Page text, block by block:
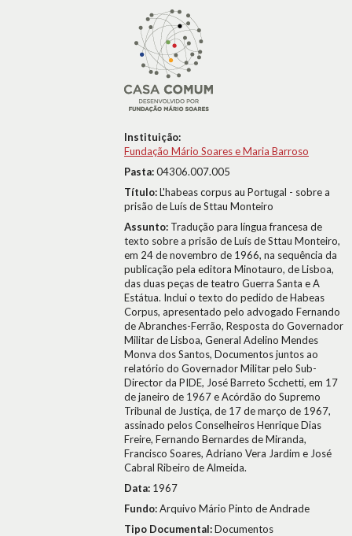
Instituição:
Fundação Mário Soares e Maria Barroso
Pasta:04306.007.005
Título:L'habeas corpus au Portugal - sobre a
prisão de Luís de Sttau Monteiro
Assunto: Tradução para língua francesa de
texto sobre a prisão de Luís de Sttau Monteiro,
em 24 de novembro de 1966, na sequência da
publicação pela editora Minotauro, de Lisboa,
das duas peças de teatro Guerra Santa e A
Estátua. Inclui o texto do pedido de Habeas
Corpus, apresentado pelo advogado Fernando
de Abranches-Ferrão, Resposta do Governador
Militar de Lisboa, General Adelino Mendes
Monva dos Santos, Documentos juntos ao
relatório do Governador Militar pelo Sub-
Director da PIDE, José Barreto Scchetti, em 17
de janeiro de 1967 e Acórdão do Supremo
Tribunal de Justiça, de 17 de março de 1967,
assinado pelos Conselheiros Henrique Dias
Freire, Fernando Bernardes de Miranda,
Francisco Soares, Adriano Vera Jardim e José
Cabral Ribeiro de Almeida.
Data: 1967
Fundo:Arquivo Mário Pinto de Andrade
Tipo Documental:Documentos